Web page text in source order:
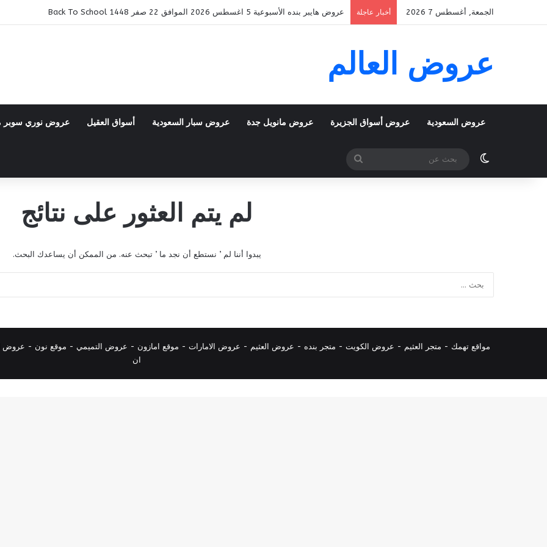
الجمعة, أغسطس 7 2026 أخبار عاجلة عروض هايبر بنده الأسبوعية 5 اغسطس 2026 الموافق 22 صفر 1448 Back To School
عروض العالم
عروض السعودية عروض أسواق الجزيرة عروض مانويل جدة عروض سبار السعودية أسواق العقيل عروض نوري سوبر
الوضع المظلم
بحث
عن
لم يتم العثور على نتائج
يبدوا أننا لم ’ نستطع أن نجد ما ’ تبحث عنه. من الممكن أن يساعدك البحث.
مواقع تهمك - متجر العثيم - عروض الكويت - متجر بنده - عروض العثيم - عروض الامارات - موقع امازون - عروض التميمي - موقع نون - عروض
ان